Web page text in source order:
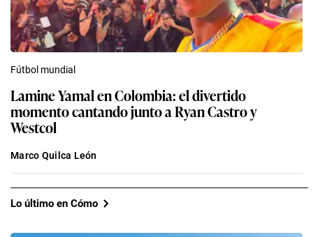
Fútbol mundial
Lamine Yamal en Colombia: el divertido
momento cantando junto a Ryan Castro y
Westcol
Marco Quilca León
Lo último en Cómo